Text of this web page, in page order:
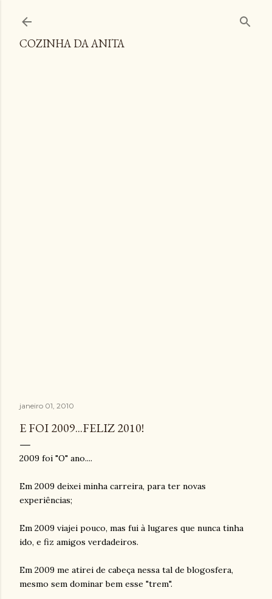
COZINHA DA ANITA
janeiro 01, 2010
E FOI 2009...FELIZ 2010!
2009 foi "O" ano....
Em 2009 deixei minha carreira, para ter novas
experiências;
Em 2009 viajei pouco, mas fui à lugares que nunca tinha
ido, e fiz amigos verdadeiros.
Em 2009 me atirei de cabeça nessa tal de blogosfera,
mesmo sem dominar bem esse "trem".